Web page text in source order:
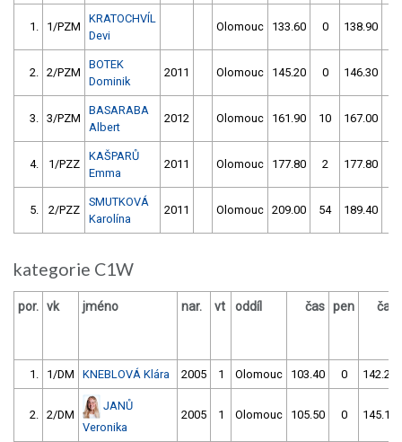
1. 1/PZM
KRATOCHVÍL
Devi
Olomouc 133.60 0 138.90
2. 2/PZM
BOTEK
Dominik
2011 Olomouc 145.20 0 146.30
3. 3/PZM
BASARABA
Albert
2012 Olomouc 161.90 10 167.00
4. 1/PZZ
KAŠPARŮ
Emma
2011 Olomouc 177.80 2 177.80
5. 2/PZZ
SMUTKOVÁ
Karolína
2011 Olomouc 209.00 54 189.40
kategorie C1W
por. vk jméno nar. vt oddíl čas pen čas
1. 1/DM KNEBLOVÁ Klára 2005 1 Olomouc 103.40 0 142.20
2. 2/DM
JANŮ
Veronika
2005 1 Olomouc 105.50 0 145.10